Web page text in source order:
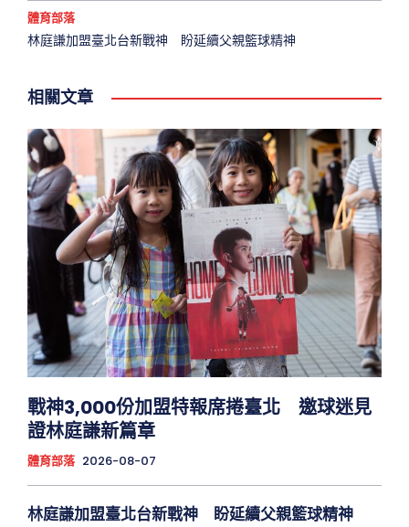
體育部落
林庭謙加盟臺北台新戰神 盼延續父親籃球精神
相關文章
戰神3,000份加盟特報席捲臺北 邀球迷見
證林庭謙新篇章
體育部落 2026-08-07
林庭謙加盟臺北台新戰神 盼延續父親籃球精神